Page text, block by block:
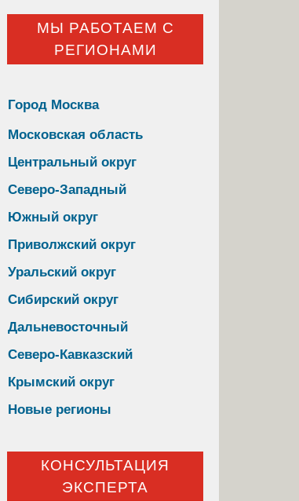
МЫ РАБОТАЕМ С
РЕГИОНАМИ
Город Москва
Московская область
Центральный округ
Северо-Западный
Южный округ
Приволжский округ
Уральский округ
Сибирский округ
Дальневосточный
Северо-Кавказский
Крымский округ
Новые регионы
КОНСУЛЬТАЦИЯ
ЭКСПЕРТА